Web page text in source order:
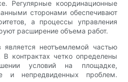
Регулярные координационные
сторонами обеспечивают
а процессы управления
расширение объема работ.
является неотъемлемой частью
В контрактах четко определены
условий на площадке,
и непредвиденных проблем.